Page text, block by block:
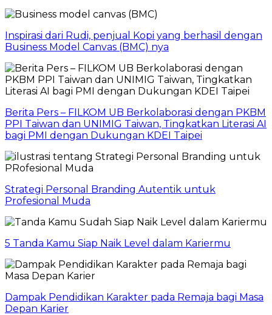
Inspirasi dari Rudi, penjual Kopi yang berhasil dengan
Business Model Canvas (BMC) nya
Berita Pers – FILKOM UB Berkolaborasi dengan PKBM
PPI Taiwan dan UNIMIG Taiwan, Tingkatkan Literasi AI
bagi PMI dengan Dukungan KDEI Taipei
Strategi Personal Branding Autentik untuk
Profesional Muda
5 Tanda Kamu Siap Naik Level dalam Kariermu
Dampak Pendidikan Karakter pada Remaja bagi Masa
Depan Karier